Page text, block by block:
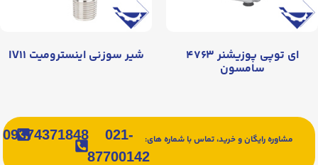
ای توپی پوزیشنر ۴۷۶۳
سامسون
شیر سوزنی اینسترومیت IV۱۱
مشاوره رایگان و خرید، تماس با شماره های:
021-
87700142
09374371848